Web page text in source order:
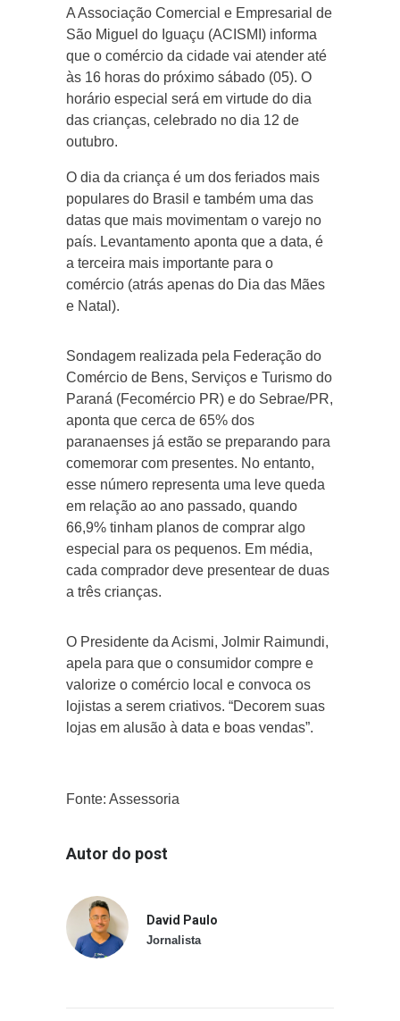
A Associação Comercial e Empresarial de
São Miguel do Iguaçu (ACISMI) informa
que o comércio da cidade vai atender até
às 16 horas do próximo sábado (05). O
horário especial será em virtude do dia
das crianças, celebrado no dia 12 de
outubro.
O dia da criança é um dos feriados mais
populares do Brasil e também uma das
datas que mais movimentam o varejo no
país. Levantamento aponta que a data, é
a terceira mais importante para o
comércio (atrás apenas do Dia das Mães
e Natal).
Sondagem realizada pela Federação do
Comércio de Bens, Serviços e Turismo do
Paraná (Fecomércio PR) e do Sebrae/PR,
aponta que cerca de 65% dos
paranaenses já estão se preparando para
comemorar com presentes. No entanto,
esse número representa uma leve queda
em relação ao ano passado, quando
66,9% tinham planos de comprar algo
especial para os pequenos. Em média,
cada comprador deve presentear de duas
a três crianças.
O Presidente da Acismi, Jolmir Raimundi,
apela para que o consumidor compre e
valorize o comércio local e convoca os
lojistas a serem criativos. “Decorem suas
lojas em alusão à data e boas vendas”.
Fonte: Assessoria
Autor do post
David Paulo
Jornalista